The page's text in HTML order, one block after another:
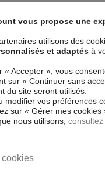
possible
vous propose une
utilisons des
et adaptés à
« Accepter », vous
sur « Continuer sans
du site seront utilisés.
modifier vos préférences
sur « Gérer mes
nous utilisons,
cookies